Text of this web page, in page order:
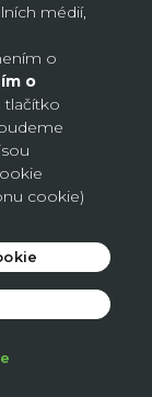
dle
si vyhrazuje
nebo smazat
jejího
nebo jakékoli
že
upravit nebo
a
do dvou až
právo
příspěvek v
že za
služby
médií,
o
o
tlačítko
cookie)